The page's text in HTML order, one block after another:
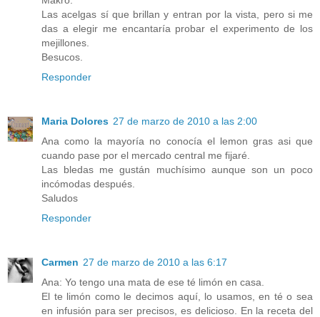
Las acelgas sí que brillan y entran por la vista, pero si me
das a elegir me encantaría probar el experimento de los
mejillones.
Besucos.
Responder
Maria Dolores 27 de marzo de 2010 a las 2:00
Ana como la mayoría no conocía el lemon gras asi que
cuando pase por el mercado central me fijaré.
Las bledas me gustán muchísimo aunque son un poco
incómodas después.
Saludos
Responder
Carmen 27 de marzo de 2010 a las 6:17
Ana: Yo tengo una mata de ese té limón en casa.
El te limón como le decimos aquí, lo usamos, en té o sea
en infusión para ser precisos, es delicioso. En la receta del